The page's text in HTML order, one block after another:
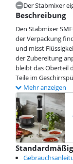
Der Stabmixer
Beschreibung
Den Stabmixer
der Verpackung
und misst
der Zubereitung
bleibt das Oberteil
Teile im
Mehr anzeigen